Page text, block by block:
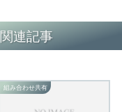
関連記事
組み合わせ共有